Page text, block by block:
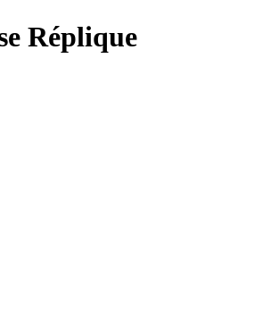
Réplique